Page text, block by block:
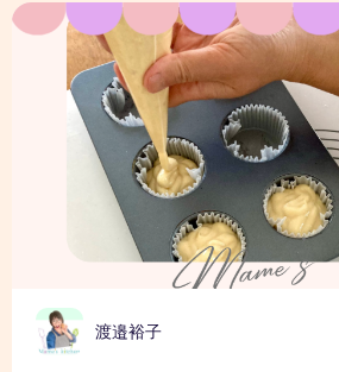
渡邉裕子
作ることで、気持ちが整う時間